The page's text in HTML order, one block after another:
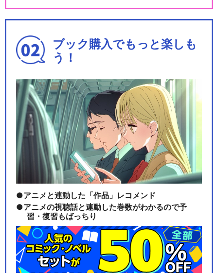
ブック購入でもっと楽しも
う！
アニメと連動した「作品」レコメンド
アニメの視聴話と連動した巻数がわかるので予
習・復習もばっちり